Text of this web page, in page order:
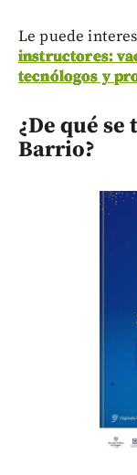
Le puede
instructores:
tecnólogos y
¿De qué
Barrio?